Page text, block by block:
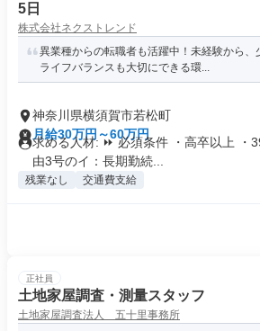
5日
株式会社ネクストレンド
異業種からの転職者も活躍中！未経験から、
ライフバランスも大切にできる環...
神奈川県横須賀市若松町
月給30万円～60万円
求める人材: ⏩ 必須条件 ・高卒以上 ・
由3号のイ：長期勤続...
残業なし 交通費支給
正社員
土地家屋調査・測量スタッフ
土地家屋調査法人 五十里事務所